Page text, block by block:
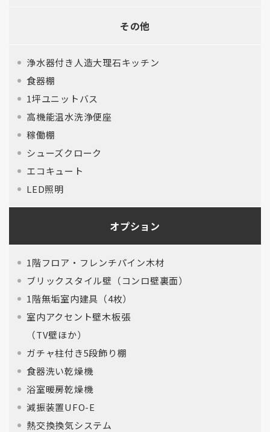
その他
浄水器付き人造大理石キッチン
食器棚
1坪ユニットバス
高機能温水洗浄便座
稼働棚
シューズクローク
エコキュート
LED照明
オプション
1階フロア・フレンチパイン木材
ブリックスタイル壁（コンロ壁裏面）
1階無垢室内建具（4枚）
室内アクセント壁木板張
（TV壁ほか）
ガチャ柱付き5段飾り棚
食器洗い乾燥機
浴室暖房乾燥機
減振装置UFO-E
熱交換換気システム